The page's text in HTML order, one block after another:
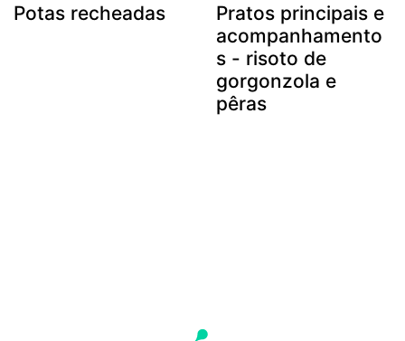
Potas recheadas
Pratos principais e
acompanhamento
s - risoto de
gorgonzola e
pêras